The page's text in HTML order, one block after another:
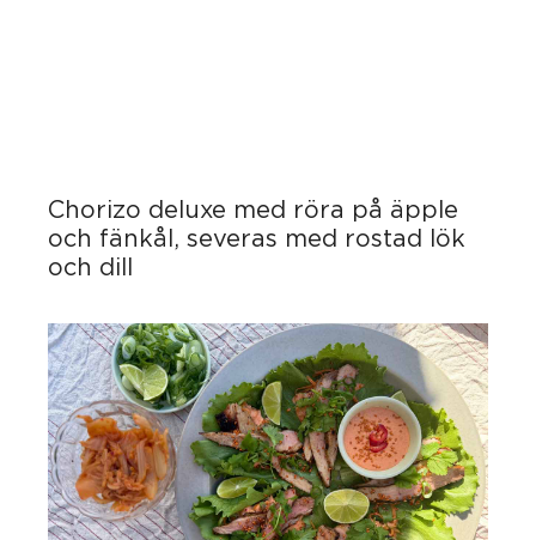
Chorizo deluxe med röra på äpple
och fänkål, severas med rostad lök
och dill